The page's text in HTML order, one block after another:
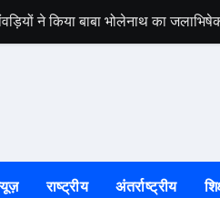
ने किया बाबा भोलेनाथ का
मांगू ईचागुटू और प्रतिका महतो रहे प्रथम
मना विश्व आदिवासी दिवस
से बरामद, गुवा पुलिस ने सकुशल लौटाया
राष्ट्रीय अंतर्राष्ट्रीय